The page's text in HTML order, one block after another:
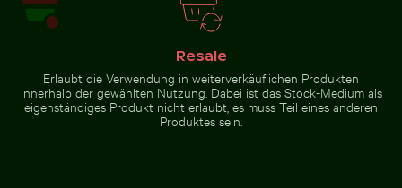
Zur Stock-Kollektion
Resale
Erlaubt die Verwendung in weiterverkäuflichen Produkten
innerhalb der gewählten Nutzung. Dabei ist das Stock-Medium als
eigenständiges Produkt nicht erlaubt, es muss Teil eines anderen
Produktes sein.